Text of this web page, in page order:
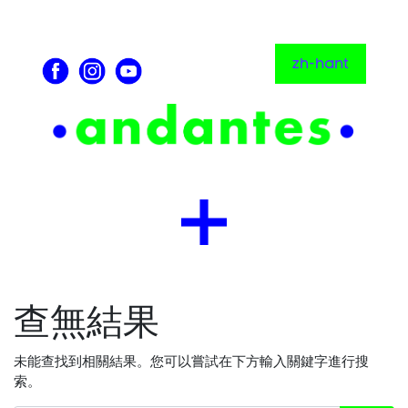
zh-hant
查無結果
未能查找到相關結果。您可以嘗試在下方輸入關鍵字進行搜
索。